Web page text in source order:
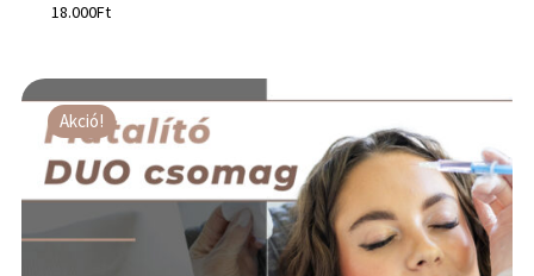
18.000Ft
Akció!